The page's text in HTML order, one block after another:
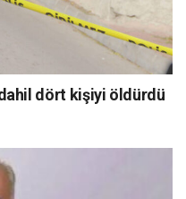
dahil dört kişiyi öldürdü